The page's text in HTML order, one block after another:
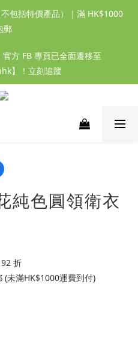
包括特價產品）｜滿 HK$1000
郵
方 FB 專頁已全面遷移至
】！立刻追蹤
純色圓領衛衣
折
(未滿HK$1000運費到付)